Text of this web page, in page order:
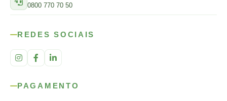
0800 770 70 50
REDES SOCIAIS
PAGAMENTO